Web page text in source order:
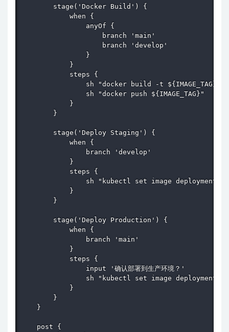
        stage('Docker Build') {
            when {
                anyOf {
                    branch 'main'
                    branch 'develop'
                }
            }
            steps {
                sh "docker build -t ${IMAGE_TAG} ."
                sh "docker push ${IMAGE_TAG}"
            }
        }
        stage('Deploy Staging') {
            when {
                branch 'develop'
            }
            steps {
sh "kubectl set image deployment/
            }
        }
        stage('Deploy Production') {
            when {
                branch 'main'
            }
            steps {
                input '确认部署到生产环境？'
sh "kubectl set image deployment/
            }
        }
    }
    post {